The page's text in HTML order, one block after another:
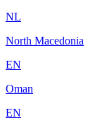
NL
North Macedonia
EN
Oman
EN